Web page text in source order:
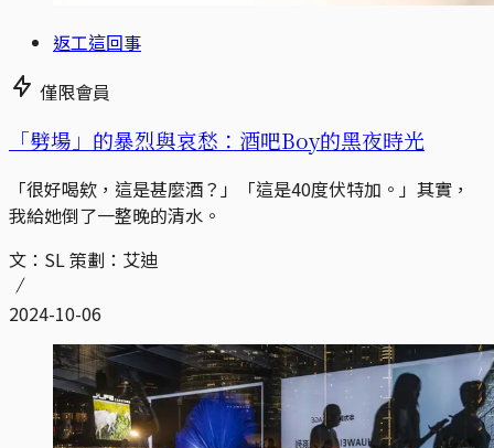
返工這回事
僅限會員
「劈場」的暴烈與哀愁：酒吧Boy的黑夜時光
「很好喝欸，這是甚麼酒？」「這是40度伏特加。」其實，
我給她倒了一整晚的清水。
文：SL 策劃：艾迪
2024-10-06